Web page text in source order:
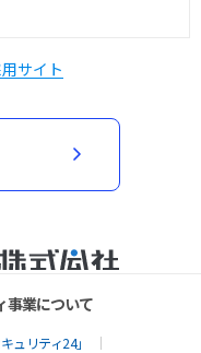
サイト
事業について
ュリティ24」